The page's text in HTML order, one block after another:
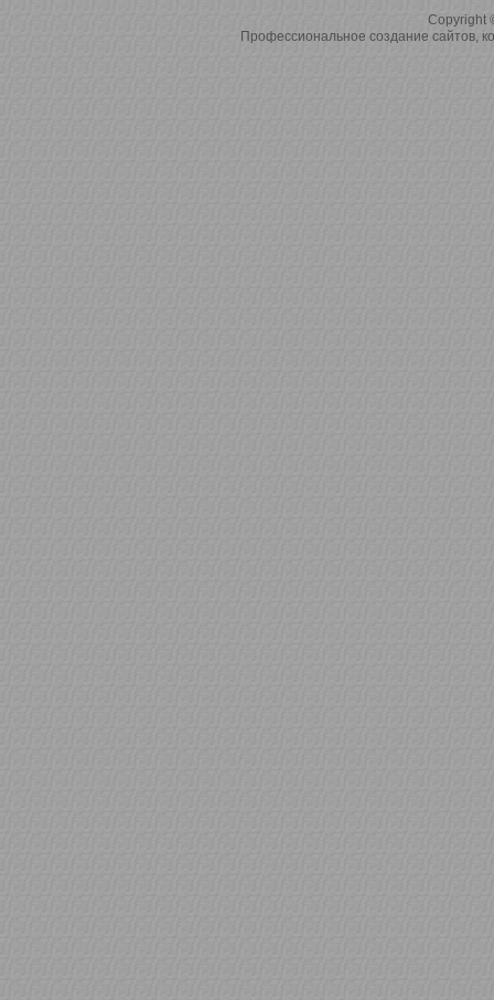
Copyright
Профессиональное создание сайтов,